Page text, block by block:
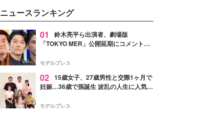
デルの宮城舞と島村雄大の特別対
談をお届け！それぞれの視点か
ら、今作ならではの魅力や予想外
の感動をもたらす奥深いストーリ
た。
ニュースランキング
01
鈴木亮平ら出演者、劇場版
「TOKYO MER」公開延期にコメント
最大の敬意とエールを」
モデルプレス
02 15歳女子、27歳男性と交際1ヶ月で
妊娠…36歳で孫誕生 波乱の人生に人気タ
よ！」
モデルプレス